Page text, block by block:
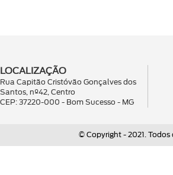
LOCALIZAÇÃO
Rua Capitão Cristóvão Gonçalves dos
Santos, nº42, Centro
CEP: 37220-000 - Bom Sucesso - MG
© Copyright - 2021.